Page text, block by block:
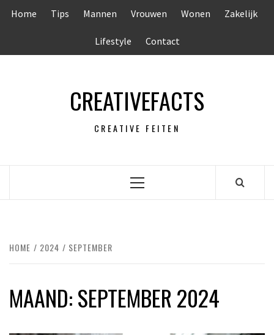
Home Tips Mannen Vrouwen Wonen Zakelijk
Lifestyle Contact
CREATIVEFACTS
CREATIVE FEITEN
Primair
HOME 2024 SEPTEMBER
MAAND:SEPTEMBER 2024